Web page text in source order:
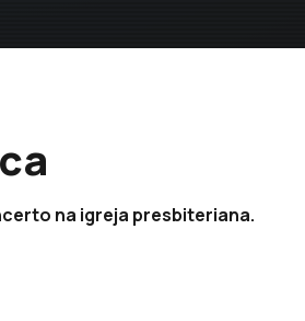
na igreja presbiteriana.